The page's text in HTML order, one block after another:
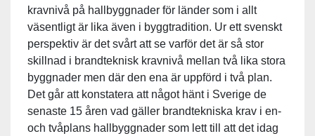
kravnivå på hallbyggnader för länder som i allt
väsentligt är lika även i byggtradition. Ur ett svenskt
perspektiv är det svårt att se varför det är så stor
skillnad i brandteknisk kravnivå mellan två lika stora
byggnader men där den ena är uppförd i två plan.
Det går att konstatera att något hänt i Sverige de
senaste 15 åren vad gäller brandtekniska krav i en-
och tvåplans hallbyggnader som lett till att det idag